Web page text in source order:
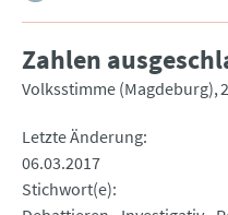
Zahlen
Volksstimme (Magdeburg)
Letzte Änderung
06.03.2017
Stichwort(e)